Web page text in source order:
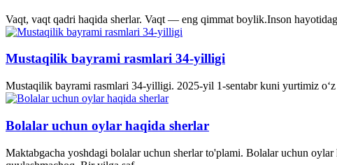
Vaqt, vaqt qadri haqida sherlar. Vaqt — eng qimmat boylik.Inson
Mustaqilik bayrami rasmlari 34-yilligi
Mustaqilik bayrami rasmlari 34-yilligi. 2025-yil 1-sentabr kuni yurtimiz
Bolalar uchun oylar haqida sherlar
Maktabgacha yoshdagi bolalar uchun sherlar to'plami. Bolalar uchun